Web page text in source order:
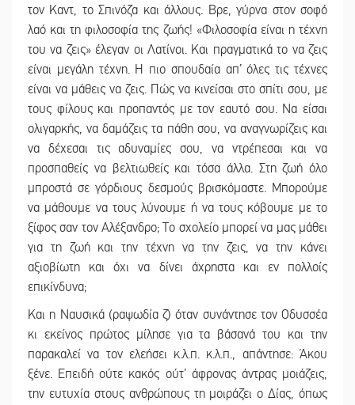
τον Καντ, το Σπινόζα και άλλους. Βρε, γύρνα στον σοφό
λαό και τη φιλοσοφία της ζωής! «Φιλοσοφία είναι η τέχνη
του να ζεις» έλεγαν οι Λατίνοι. Και πραγματικά το να ζεις
είναι μεγάλη τέχνη. Η πιο σπουδαία απ’ όλες τις τέχνες
είναι να μάθεις να ζεις. Πώς να κινείσαι στο σπίτι σου, με
τους φίλους και προπαντός με τον εαυτό σου. Να είσαι
ολιγαρκής, να δαμάζεις τα πάθη σου, να αναγνωρίζεις και
να δέχεσαι τις αδυναμίες σου, να ντρέπεσαι και να
προσπαθείς να βελτιωθείς και τόσα άλλα. Στη ζωή όλο
μπροστά σε γόρδιους δεσμούς βρισκόμαστε. Μπορούμε
να μάθουμε να τους λύνουμε ή να τους κόβουμε με το
ξίφος σαν τον Αλέξανδρο; Το σχολείο μπορεί να μας μάθει
για τη ζωή και την τέχνη να την ζεις, να την κάνει
αξιοβίωτη και όχι να δίνει άχρηστα και εν πολλοίς
επικίνδυνα;
Και η Ναυσικά (ραψωδία ζ) όταν συνάντησε τον Οδυσσέα
κι εκείνος πρώτος μίλησε για τα βάσανά του και την
παρακαλεί να τον ελεήσει κ.λ.π. κ.λ.π., απάντησε: Άκου
ξένε. Επειδή ούτε κακός ούτ’ άφρονας άντρας μοιάζεις,
την ευτυχία στους ανθρώπους τη μοιράζει ο Δίας, όπως